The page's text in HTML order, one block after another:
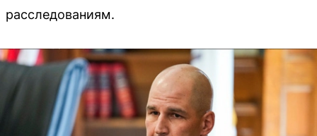
расследованиям.